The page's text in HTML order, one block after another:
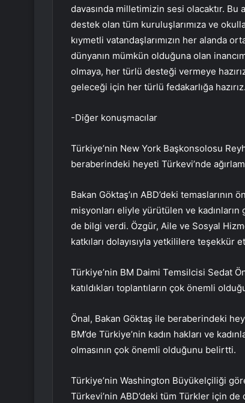
davasında milletimizin sesi olacaktır. Bu
destek olan tüm kuruluşlarımıza ve
kıymetli vatandaşlarımızın her alanda
dünyanın mümkün olduğuna olan
olmaya, her türlü desteği vermeye
geleceği için her türlü fedakarlığa
-Diğer konuşmacılar
Türkiye’nin New York Başkonsolosu
beraberindeki heyeti Türkevi’nde
Bakan Göktaş’ın ABD’deki
misyonları eliyle yürütülen ve
de bilgi verdi. Özgür, Aile ve Sosyal
katkıları dolayısıyla yetkililere teşekkür
Türkiye’nin BM Daimi Temsilcisi Sedat
katıldıkları toplantıların çok önemli
Önal, Bakan Göktaş ile beraberindeki
BM’de Türkiye’nin kadın hakları ve
olmasının çok önemli olduğunu belirtti.
Türkiye’nin Washington Büyükelçiliği
Türkevi’nin ABD’deki tüm Türkler için